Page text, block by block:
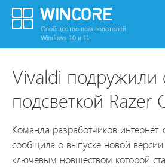
Сообщество пользователей
Windows 10 и 11
Vivaldi подружили
подсветкой Razer
Команда разработчиков
сообщила о выпуске новой
ключевым новшеством которой